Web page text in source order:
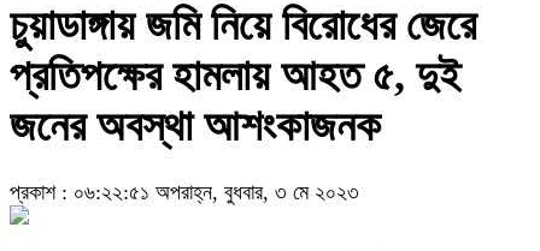
চুয়াডাঙ্গায় জমি নিয়ে বিরোধের জেরে
প্রতিপক্ষের হামলায় আহত ৫, দুই
জনের অবস্থা আশংকাজনক
প্রকাশ : ০৬:২২:৫১ অপরাহ্ন, বুধবার, ৩ মে ২০২৩